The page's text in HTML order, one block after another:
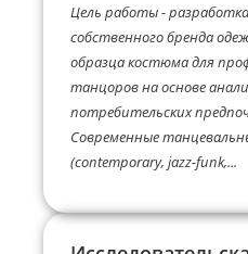
Цель работы -
собственного бренда
образца костюма для
танцоров на основе
потребительских
Современные
(contemporary, jazz-funk,...